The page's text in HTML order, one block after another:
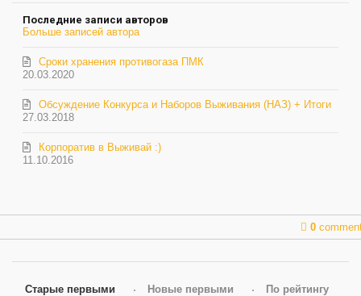
автора
Последние записи авторов
Больше записей автора
20.03.2020
Сроки хранения противогаза ПМК
27.03.2018
Обсуждение Конкурса и Наборов Выживания (НАЗ) + Итоги
11.10.2016
Корпоратив в Выживай :)
0
Старые первыми Новые первыми По рейтингу